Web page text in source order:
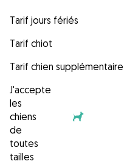
Tarif jours fériés
Tarif chiot
Tarif chien supplémentaire
J'accepte
les
chiens
de
toutes
tailles